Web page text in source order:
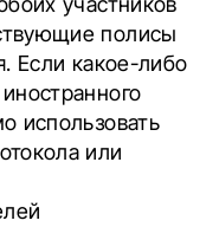
полисы
Если какое-либо
использовать
или